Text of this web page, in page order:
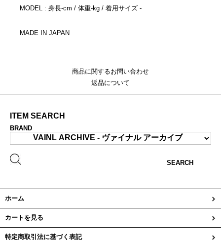
MODEL : 身長-cm / 体重-kg / 着用サイズ -
MADE IN JAPAN
商品に関するお問い合わせ
返品について
ITEM SEARCH
BRAND
SEARCH
ホーム
カートを見る
特定商取引法に基づく表記